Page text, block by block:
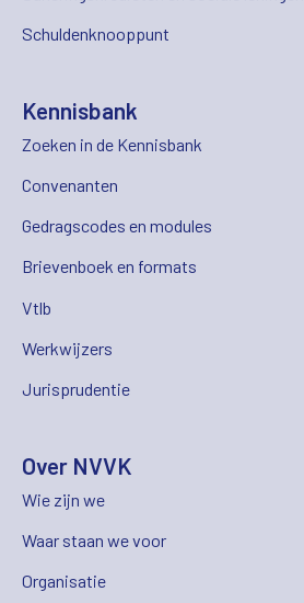
Schuldenknooppunt
Kennisbank
Zoeken in de Kennisbank
Convenanten
Gedragscodes en modules
Brievenboek en formats
Vtlb
Werkwijzers
Jurisprudentie
Over NVVK
Wie zijn we
Waar staan we voor
Organisatie